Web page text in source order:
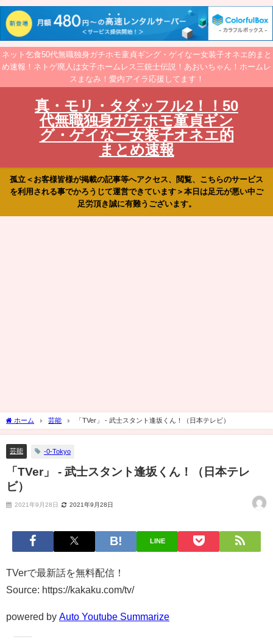
ネット乞食50代無職独身ガチホモ童貞ギング・ゲイなー女装子オネエ的まと
め速報！ネトゲ廃人は女子ホームレス三銃士伝説！あおいちゃん！ホームレ
スまなみ！愛内アイラ応援してます！
真・モリ・タダッフル2！！50
代無職独身ガチホモ童貞ギン
グ・ゲイなー女装子オネエ的
まとめ速報
孤立＜お客様皆様が掲載の記事等へアクセス、閲覧、こちらのサービス
を利用される事でかろうじて運営できています＞本日は足元が悪い中ご
足労頂き誠に有難うございます。
ホーム 芸能 「TVer」 - 武士スタント逢坂くん！（日本テレビ）
芸能 -0-Tokyo
「TVer」 - 武士スタント逢坂くん！（日本テレ
ビ）
2021年9月28日 2021年9月28日
LINE
TVerで最新話を無料配信！
Source: https://kakaku.com/tv/
powered by Auto Youtube Summarize